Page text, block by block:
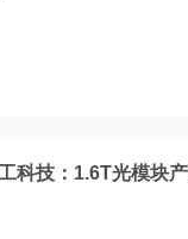
科技：1.6T光模块